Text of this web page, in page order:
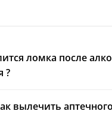
ломка после
?
вылечить